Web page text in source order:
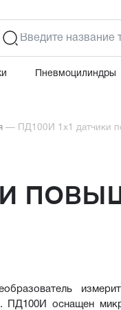
Пневмоцилиндры
— ПД100И 1х1 датчики
ПД100И оснащен